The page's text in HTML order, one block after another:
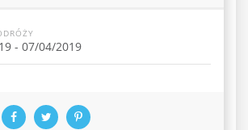
- 07/04/2019